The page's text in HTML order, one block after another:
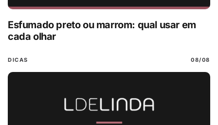
Esfumado preto ou marrom: qual usar em
cada olhar
DICAS 08/08